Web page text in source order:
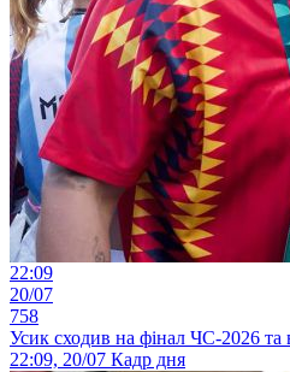
22:09
20/07
758
Усик сходив на фінал ЧС-2026 та
22:09, 20/07 Кадр дня